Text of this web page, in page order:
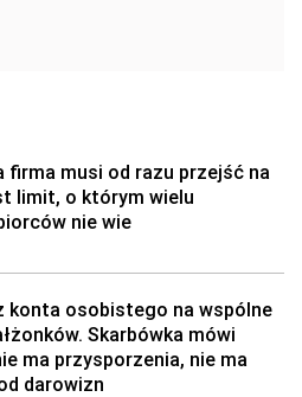
firma musi od razu przejść na
limit, o którym wielu
nie wie
konta osobistego na wspólne
Skarbówka mówi
ma przysporzenia, nie ma
darowizn